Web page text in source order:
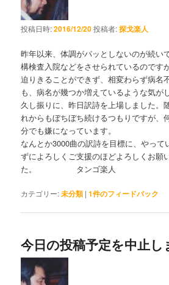
投稿日時:2016/12/20投稿者:探戈楽人
昨年以来、体調がパッとしないのが続い
構検査入院などをさせられているのです
迫りきることができず、相変わらず病名
も、病名が幾つか増えているような気が
久し振りに、昨日訳詩を上場しました。
れからもぼちぼち続けるつもりですが、
分でも嫌になっています。
なんとか3000曲の訳詩を目標に、やっ
ずによろしくご支援のほどよろしくお願
た。 タンゴ楽人
カテゴリー:未分類 |1件のフィードバック
今日の投稿予定を中止し